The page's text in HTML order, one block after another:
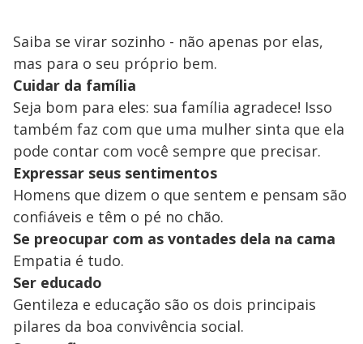
Saiba se virar sozinho - não apenas por elas,
mas para o seu próprio bem.
Cuidar da família
Seja bom para eles: sua família agradece! Isso
também faz com que uma mulher sinta que ela
pode contar com você sempre que precisar.
Expressar seus sentimentos
Homens que dizem o que sentem e pensam são
confiáveis e têm o pé no chão.
Se preocupar com as vontades dela na cama
Empatia é tudo.
Ser educado
Gentileza e educação são os dois principais
pilares da boa convivência social.